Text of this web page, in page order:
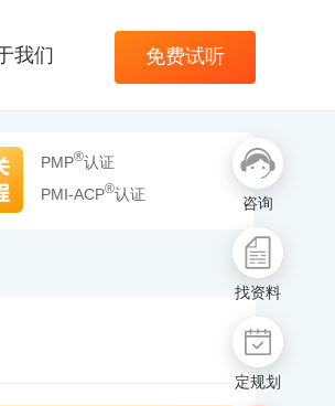
咨询
找资料
定规划
我们 免费试听
PMP®认证
PMI-ACP®认证